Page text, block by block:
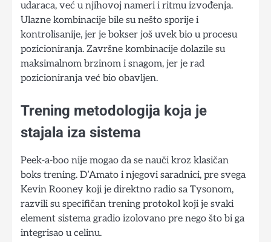
udaraca, već u njihovoj nameri i ritmu izvođenja.
Ulazne kombinacije bile su nešto sporije i
kontrolisanije, jer je bokser još uvek bio u procesu
pozicioniranja. Završne kombinacije dolazile su
maksimalnom brzinom i snagom, jer je rad
pozicioniranja već bio obavljen.
Trening metodologija koja je
stajala iza sistema
Peek-a-boo nije mogao da se nauči kroz klasičan
boks trening. D’Amato i njegovi saradnici, pre svega
Kevin Rooney koji je direktno radio sa Tysonom,
razvili su specifičan trening protokol koji je svaki
element sistema gradio izolovano pre nego što bi ga
integrisao u celinu.